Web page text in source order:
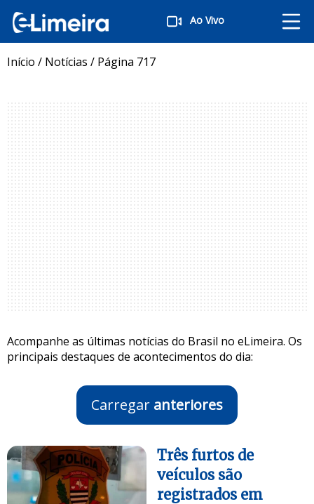
Ao Vivo
Início / Notícias / Página 717
Acompanhe as últimas notícias do Brasil no eLimeira. Os
principais destaques de acontecimentos do dia:
Carregar anteriores
Três furtos de
veículos são
registrados em